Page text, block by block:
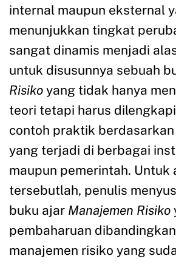
internal maupun eksternal
menunjukkan tingkat
sangat dinamis menjadi
untuk disusunnya sebuah
Risiko yang tidak hanya
teori tetapi harus
contoh praktik
yang terjadi di berbagai
maupun pemerintah. Untuk
tersebutlah, penulis
buku ajar Manajemen Risiko
pembaharuan
manajemen risiko yang